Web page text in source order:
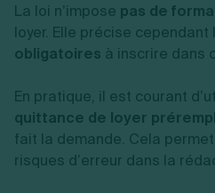
La loi n’impose pas de
loyer. Elle précise cependant
obligatoires à inscrire dans
En pratique, il est courant
quittance de loyer
fait la demande. Cela
risques d’erreur dans la